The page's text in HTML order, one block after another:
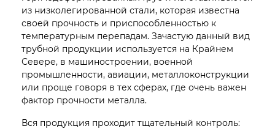
из низколегированной стали, которая известна
своей прочность и приспособленностью к
температурным перепадам. Зачастую данный вид
трубной продукции используется на Крайнем
Севере, в машиностроении, военной
промышленности, авиации, металлоконструкции
или проще говоря в тех сферах, где очень важен
фактор прочности металла.
Вся продукция проходит тщательный контроль: